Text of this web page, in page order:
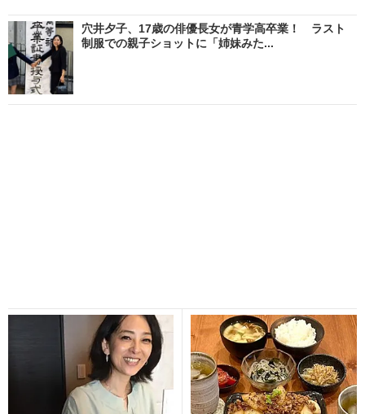
穴井夕子、17歳の俳優長女が青学高卒業！ ラスト
制服での親子ショットに「姉妹みた...